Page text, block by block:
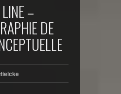
–
DE